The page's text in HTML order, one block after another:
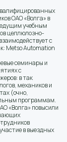
ОАО «Волга» в
учебным
целлюлозно-
с
Metso Automation
семинары и
с
в так
механиков и
(очно,
программам.
«Волга» повысили
в выездных